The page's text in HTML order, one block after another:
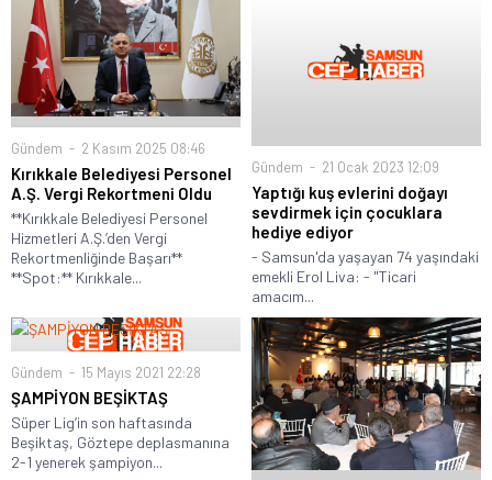
Gündem 2 Kasım 2025 08:46
Kırıkkale Belediyesi Personel
A.Ş. Vergi Rekortmeni Oldu
**Kırıkkale Belediyesi Personel
Hizmetleri A.Ş.’den Vergi
Rekortmenliğinde Başarı**
**Spot:** Kırıkkale...
Gündem 21 Ocak 2023 12:09
Yaptığı kuş evlerini doğayı
sevdirmek için çocuklara
hediye ediyor
- Samsun'da yaşayan 74 yaşındaki
emekli Erol Liva: - "Ticari
amacım...
Gündem 15 Mayıs 2021 22:28
ŞAMPİYON BEŞİKTAŞ
Süper Lig’in son haftasında
Beşiktaş, Göztepe deplasmanına
2-1 yenerek şampiyon...